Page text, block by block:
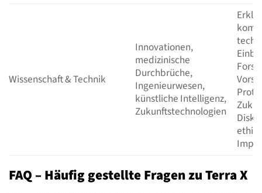
Wissenschaft & Technik
Innovationen,
medizinische
Durchbrüche,
Ingenieurwesen,
künstliche Intelligenz,
Zukunftstechnologien
FAQ – Häufig gestellte Fragen zu Terra X